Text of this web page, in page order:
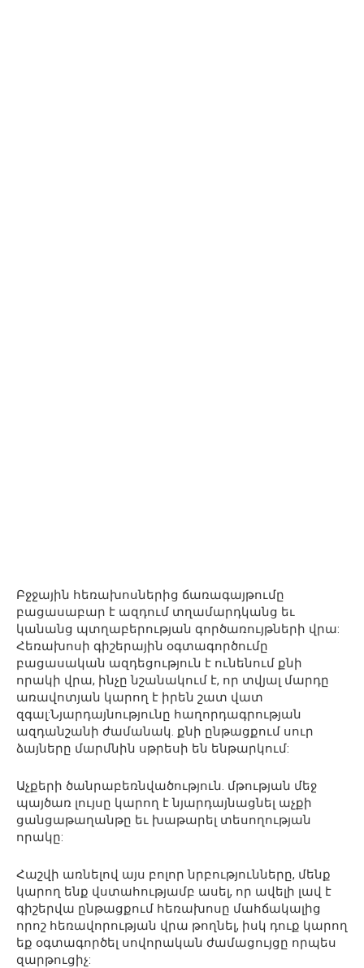
Բջջային հեռախոսներից ճառագայթումը
բացասաբար է ազդում տղամարդկանց եւ
կանանց պտղաբերության գործառույթների վրա:
Հեռախոսի գիշերային օգտագործումը
բացասական ազդեցություն է ունենում քնի
որակի վրա, ինչը նշանակում է, որ տվյալ մարդը
առավոտյան կարող է իրեն շատ վատ
զգալ:Նյարդայնությունը հաղորդագրության
ազդանշանի ժամանակ. քնի ընթացքում սուր
ձայները մարմնին սթրեսի են ենթարկում:
Աչքերի ծանրաբեռնվածություն. մթության մեջ
պայծառ լույսը կարող է նյարդայնացնել աչքի
ցանցաթաղանթը եւ խաթարել տեսողության
որակը:
Հաշվի առնելով այս բոլոր նրբությունները, մենք
կարող ենք վստահությամբ ասել, որ ավելի լավ է
գիշերվա ընթացքում հեռախոսը մահճակալից
որոշ հեռավորության վրա թողնել, իսկ դուք կարող
եք օգտագործել սովորական ժամացույցը որպես
զարթուցիչ: